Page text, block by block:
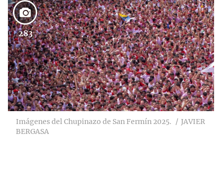
283
Imágenes del Chupinazo de San Fermín 2025.
JAVIER
BERGASA